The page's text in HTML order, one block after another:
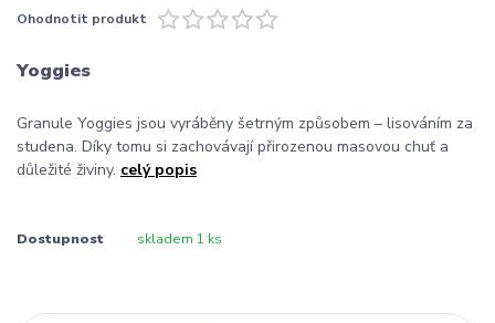
Ohodnotit produkt
Yoggies
Granule Yoggies jsou vyráběny šetrným způsobem – lisováním za
studena. Díky tomu si zachovávají přirozenou masovou chuť a
důležité živiny. celý popis
Dostupnost skladem 1 ks